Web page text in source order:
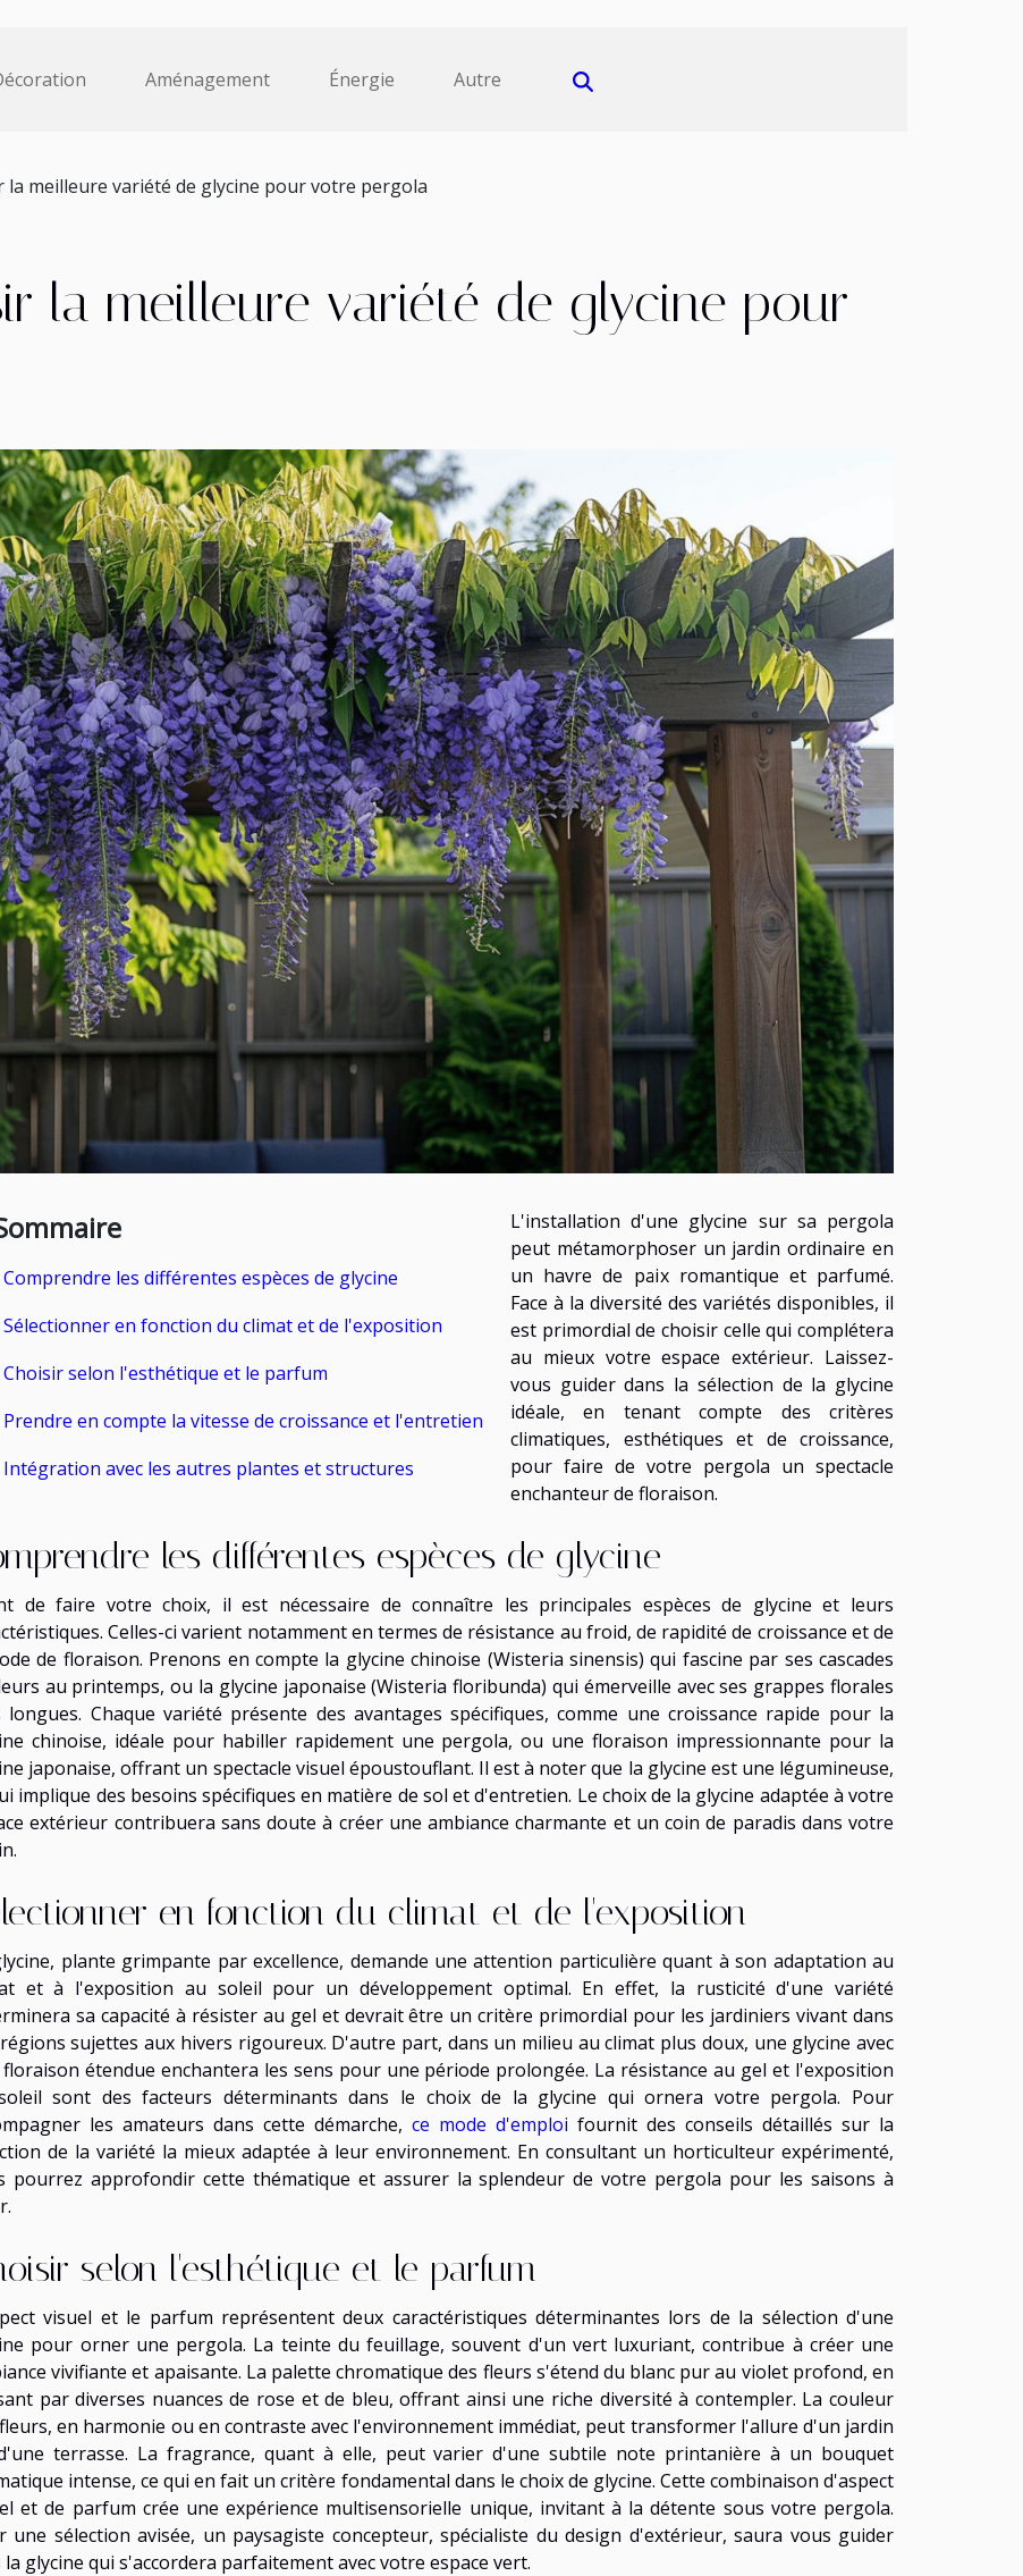
Aménagement Énergie Autre
la meilleure variété de glycine pour votre pergola
la meilleure variété de glycine pour
Comprendre les différentes espèces de glycine
Sélectionner en fonction du climat et de l'exposition
Choisir selon l'esthétique et le parfum
Prendre en compte la vitesse de croissance et l'entretien
Intégration avec les autres plantes et structures
L'installation d'une glycine sur sa pergola
peut métamorphoser un jardin ordinaire en
un havre de paix romantique et parfumé.
Face à la diversité des variétés disponibles, il
est primordial de choisir celle qui complétera
au mieux votre espace extérieur. Laissez-
vous guider dans la sélection de la glycine
idéale, en tenant compte des critères
climatiques, esthétiques et de croissance,
pour faire de votre pergola un spectacle
enchanteur de floraison.
les différentes espèces de glycine
de faire votre choix, il est nécessaire de connaître les principales espèces de glycine et leurs
Celles-ci varient notamment en termes de résistance au froid, de rapidité de croissance et de
de floraison. Prenons en compte la glycine chinoise (Wisteria sinensis) qui fascine par ses cascades
au printemps, ou la glycine japonaise (Wisteria floribunda) qui émerveille avec ses grappes florales
longues. Chaque variété présente des avantages spécifiques, comme une croissance rapide pour la
chinoise, idéale pour habiller rapidement une pergola, ou une floraison impressionnante pour la
japonaise, offrant un spectacle visuel époustouflant. Il est à noter que la glycine est une légumineuse,
implique des besoins spécifiques en matière de sol et d'entretien. Le choix de la glycine adaptée à votre
extérieur contribuera sans doute à créer une ambiance charmante et un coin de paradis dans votre
en fonction du climat et de l'exposition
plante grimpante par excellence, demande une attention particulière quant à son adaptation au
et à l'exposition au soleil pour un développement optimal. En effet, la rusticité d'une variété
sa capacité à résister au gel et devrait être un critère primordial pour les jardiniers vivant dans
sujettes aux hivers rigoureux. D'autre part, dans un milieu au climat plus doux, une glycine avec
étendue enchantera les sens pour une période prolongée. La résistance au gel et l'exposition
sont des facteurs déterminants dans le choix de la glycine qui ornera votre pergola. Pour
les amateurs dans cette démarche, ce mode d'emploi fournit des conseils détaillés sur la
de la variété la mieux adaptée à leur environnement. En consultant un horticulteur expérimenté,
pourrez approfondir cette thématique et assurer la splendeur de votre pergola pour les saisons à
selon l'esthétique et le parfum
visuel et le parfum représentent deux caractéristiques déterminantes lors de la sélection d'une
pour orner une pergola. La teinte du feuillage, souvent d'un vert luxuriant, contribue à créer une
vivifiante et apaisante. La palette chromatique des fleurs s'étend du blanc pur au violet profond, en
par diverses nuances de rose et de bleu, offrant ainsi une riche diversité à contempler. La couleur
en harmonie ou en contraste avec l'environnement immédiat, peut transformer l'allure d'un jardin
terrasse. La fragrance, quant à elle, peut varier d'une subtile note printanière à un bouquet
intense, ce qui en fait un critère fondamental dans le choix de glycine. Cette combinaison d'aspect
et de parfum crée une expérience multisensorielle unique, invitant à la détente sous votre pergola.
une sélection avisée, un paysagiste concepteur, spécialiste du design d'extérieur, saura vous guider
la glycine qui s'accordera parfaitement avec votre espace vert.